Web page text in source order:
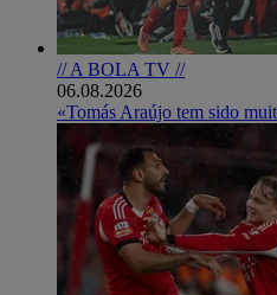
// A BOLA TV //
06.08.2026
«Tomás Araújo tem sido